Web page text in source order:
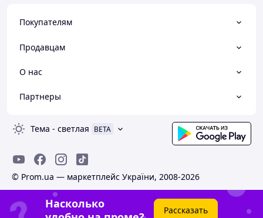
Покупателям
Продавцам
О нас
Партнеры
Тема - светлая BETA
© Prom.ua — маркетплейс України, 2008-2026
Насколько
Рассказать